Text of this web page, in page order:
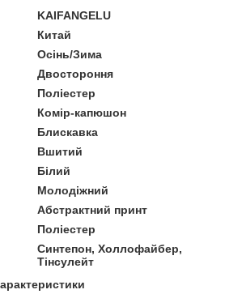
KAIFANGELU
Китай
Осінь/Зима
Двостороння
Поліестер
Комір-капюшон
Блискавка
Вшитий
Білий
Молодіжний
Абстрактний принт
Поліестер
Синтепон, Холлофайбер,
Тінсулейт